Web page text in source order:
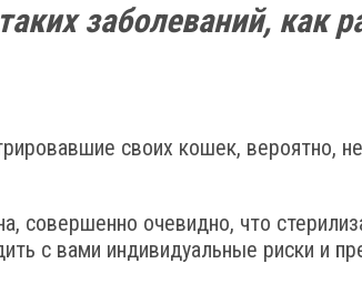
заболеваний, как
своих кошек, вероятно,
совершенно очевидно, что
с вами индивидуальные риски и